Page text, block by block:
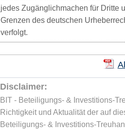
jedes Zugänglichmachen für Dritte
Grenzen des deutschen
verfolgt.
Disclaimer:
BIT - Beteiligungs- & Investitions-
Richtigkeit und Aktualität der auf
Beteiligungs- & Investitions-